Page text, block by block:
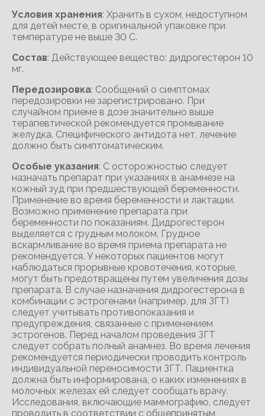
Условия хранения: Хранить в сухом, недоступном
для детей месте, в оригинальной упаковке при
температуре не выше 30 С.
Состав: Действующее вещество: дидрогестерон 10
мг.
Передозировка: Сообщений о симптомах
передозировки не зарегистрировано. При
случайном приеме в дозе значительно выше
терапевтической рекомендуется промывание
желудка. Специфического антидота нет, лечение
должно быть симптоматическим.
Особые указания: С осторожностью следует
назначать препарат при указаниях в анамнезе на
кожный зуд при предшествующей беременности.
Применение во время беременности и лактации.
Возможно применение препарата при
беременности по показаниям. Дидрогестерон
выделяется с грудным молоком. Грудное
вскармливание во время приема препарата не
рекомендуется. У некоторых пациентов могут
наблюдаться прорывные кровотечения, которые,
могут быть предотвращены путем увеличения дозы
препарата. В случае назначения дидрогестерона в
комбинации с эстрогенами (например, для ЗГТ)
следует учитывать противопоказания и
предупреждения, связанные с применением
эстрогенов. Перед началом проведения ЗГТ
следует собрать полный анамнез. Во время лечения
рекомендуется периодически проводить контроль
индивидуальной переносимости ЗГТ. Пациентка
должна быть информирована, о каких изменениях в
молочных железах ей следует сообщать врачу.
Исследования, включающие маммографию, следует
проводить в соответствии с общепринятым